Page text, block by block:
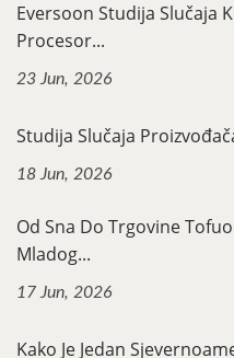
Eversoon Studija Slučaja
Procesor...
23 Jun, 2026
Studija Slučaja
18 Jun, 2026
Od Sna Do Trgovine
Mladog...
17 Jun, 2026
Kako Je Jedan